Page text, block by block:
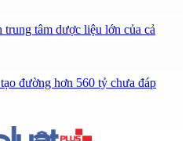
tâm dược liệu lớn của cả
đường hơn 560 tỷ chưa đáp